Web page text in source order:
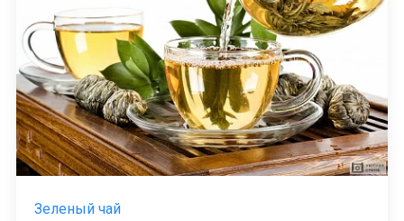
Зеленый чай